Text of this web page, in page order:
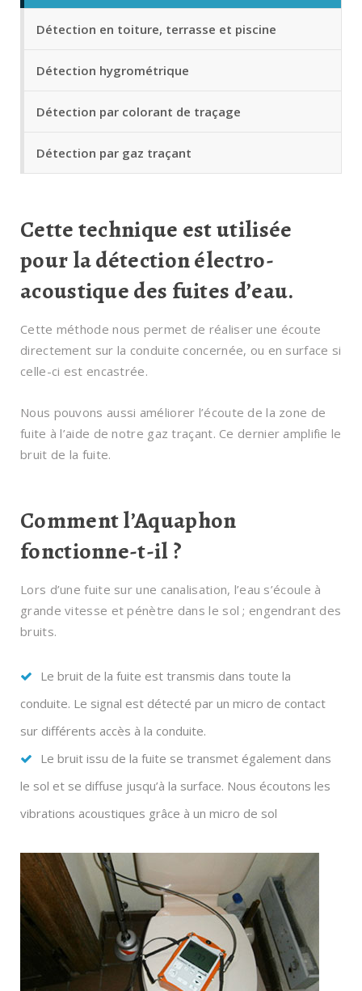
Détection en toiture, terrasse et piscine
Détection hygrométrique
Détection par colorant de traçage
Détection par gaz traçant
Cette technique est utilisée
pour la détection électro-
acoustique des fuites d’eau.
Cette méthode nous permet de réaliser une écoute
directement sur la conduite concernée, ou en surface si
celle-ci est encastrée.
Nous pouvons aussi améliorer l’écoute de la zone de
fuite à l’aide de notre gaz traçant. Ce dernier amplifie le
bruit de la fuite.
Comment l’Aquaphon
fonctionne-t-il ?
Lors d’une fuite sur une canalisation, l’eau s’écoule à
grande vitesse et pénètre dans le sol ; engendrant des
bruits.
Le bruit de la fuite est transmis dans toute la
conduite. Le signal est détecté par un micro de contact
sur différents accès à la conduite.
Le bruit issu de la fuite se transmet également dans
le sol et se diffuse jusqu’à la surface. Nous écoutons les
vibrations acoustiques grâce à un micro de sol